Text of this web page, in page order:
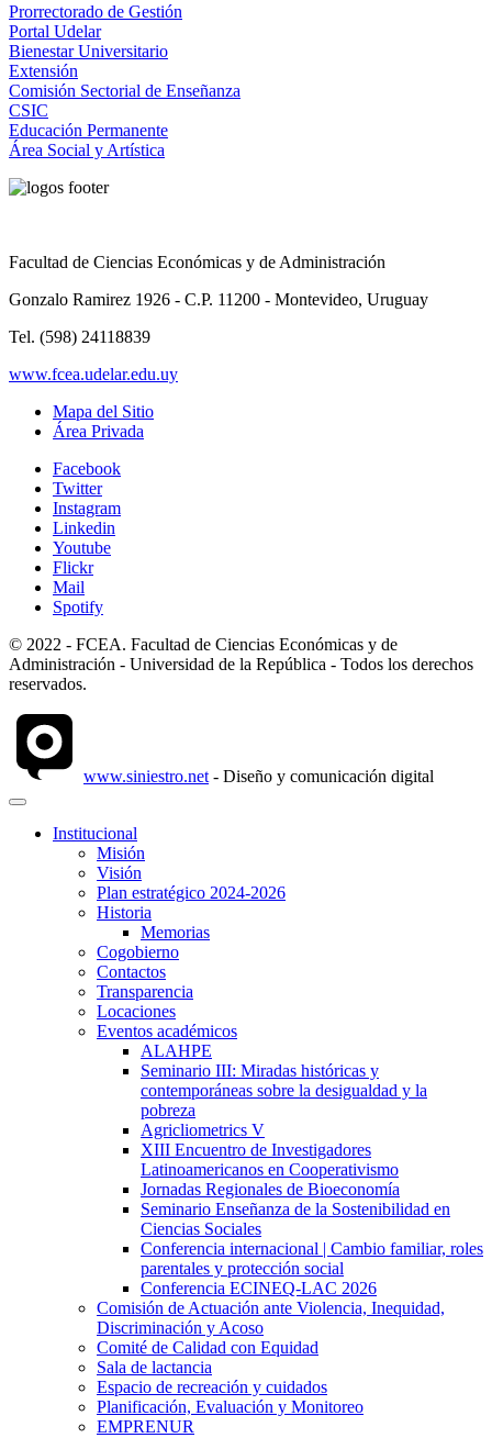
Prorrectorado de Gestión
Portal Udelar
Bienestar Universitario
Extensión
Comisión Sectorial de Enseñanza
CSIC
Educación Permanente
Área Social y Artística
Facultad de Ciencias Económicas y de Administración
Gonzalo Ramirez 1926 - C.P. 11200 - Montevideo, Uruguay
Tel. (598) 24118839
www.fcea.udelar.edu.uy
Mapa del Sitio
Área Privada
Facebook
Twitter
Instagram
Linkedin
Youtube
Flickr
Mail
Spotify
© 2022 - FCEA. Facultad de Ciencias Económicas y de
Administración - Universidad de la República - Todos los derechos
reservados.
www.siniestro.net - Diseño y comunicación digital
Institucional
Misión
Visión
Plan estratégico 2024-2026
Historia
Memorias
Cogobierno
Contactos
Transparencia
Locaciones
Eventos académicos
ALAHPE
Seminario III: Miradas históricas y
contemporáneas sobre la desigualdad y la
pobreza
Agricliometrics V
XIII Encuentro de Investigadores
Latinoamericanos en Cooperativismo
Jornadas Regionales de Bioeconomía
Seminario Enseñanza de la Sostenibilidad en
Ciencias Sociales
Conferencia internacional | Cambio familiar, roles
parentales y protección social
Conferencia ECINEQ-LAC 2026
Comisión de Actuación ante Violencia, Inequidad,
Discriminación y Acoso
Comité de Calidad con Equidad
Sala de lactancia
Espacio de recreación y cuidados
Planificación, Evaluación y Monitoreo
EMPRENUR